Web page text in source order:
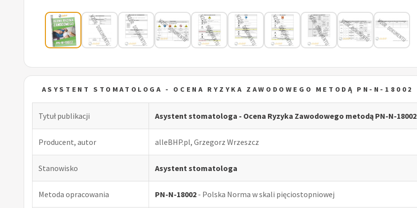
ASYSTENT STOMATOLOGA - OCENA RYZYKA ZAWODOWEGO METODĄ PN-N-18002
Tytuł publikacji Asystent stomatologa - Ocena Ryzyka Zawodowego metodą PN-N-18002
Producent, autor alleBHP.pl, Grzegorz Wrzeszcz
Stanowisko Asystent stomatologa
Metoda opracowania PN-N-18002 - Polska Norma w skali pięciostopniowej